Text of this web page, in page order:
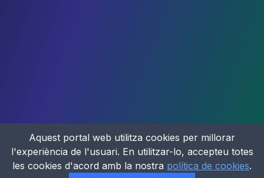
Aquest portal web utilitza cookies per millorar
l'experiència de l'usuari. En utilitzar-lo, accepteu totes
les cookies d'acord amb la nostra política de cookies.